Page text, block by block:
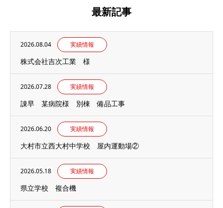
最新記事
2026.08.04 実績情報
株式会社吉次工業 様
2026.07.28 実績情報
諌早 某病院様 別棟 備品工事
2026.06.20 実績情報
大村市立西大村中学校 屋内運動場②
2026.05.18 実績情報
県立学校 複合機